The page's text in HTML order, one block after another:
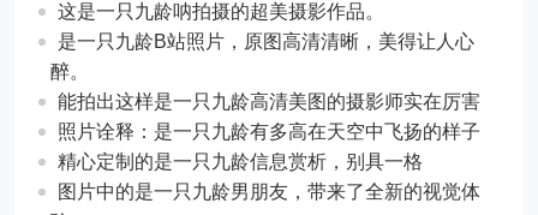
这是一只九龄呐拍摄的超美摄影作品。
是一只九龄B站照片，原图高清清晰，美得让人心
醉。
能拍出这样是一只九龄高清美图的摄影师实在厉害
照片诠释：是一只九龄有多高在天空中飞扬的样子
精心定制的是一只九龄信息赏析，别具一格
图片中的是一只九龄男朋友，带来了全新的视觉体